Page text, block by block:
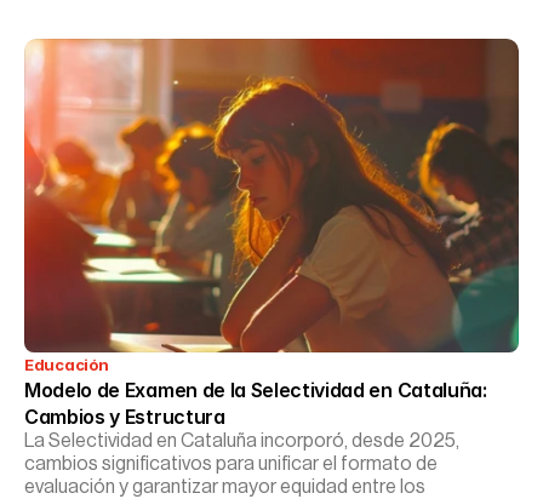
Educación
Modelo de Examen de la Selectividad en Cataluña:
Cambios y Estructura
La Selectividad en Cataluña incorporó, desde 2025,
cambios significativos para unificar el formato de
evaluación y garantizar mayor equidad entre los